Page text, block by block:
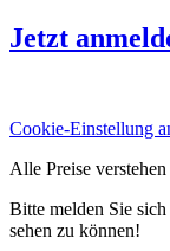
Jetzt
Cookie-Einstellung
Alle Preise
Bitte melden Sie
sehen zu können!